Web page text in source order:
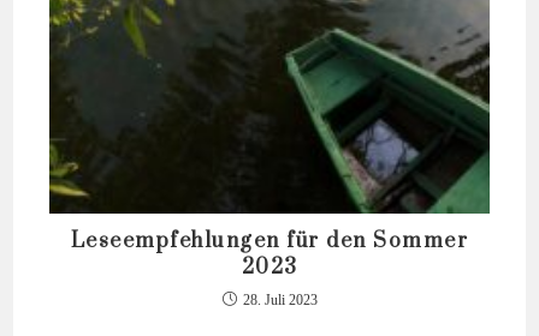
Leseempfehlungen für den Sommer
2023
28. Juli 2023